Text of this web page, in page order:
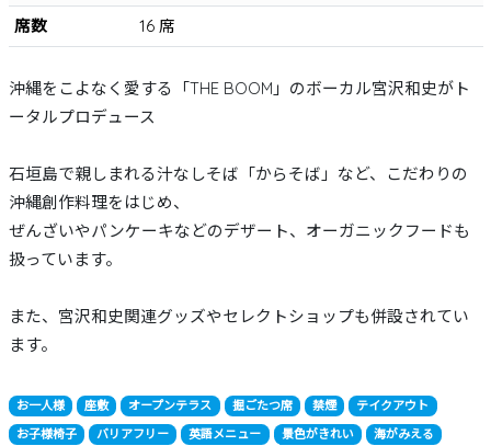
席数
16 席
沖縄をこよなく愛する「THE BOOM」のボーカル宮沢和史がト
ータルプロデュース
石垣島で親しまれる汁なしそば「からそば」など、こだわりの
沖縄創作料理をはじめ、
ぜんざいやパンケーキなどのデザート、オーガニックフードも
扱っています。
また、宮沢和史関連グッズやセレクトショップも併設されてい
ます。
お一人様 座敷 オープンテラス 掘ごたつ席 禁煙
テイクアウト
お子様椅子
バリアフリー 英語メニュー 景色がきれい
海がみえる